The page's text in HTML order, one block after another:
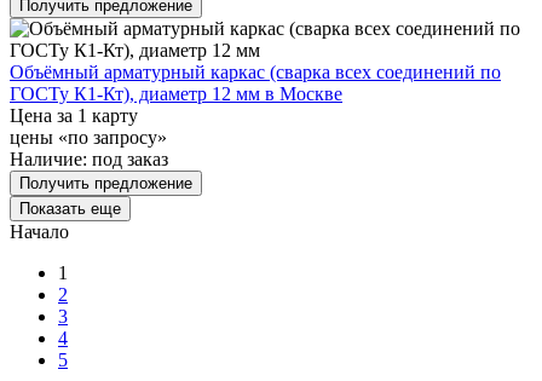
Получить предложение
Объёмный арматурный каркас (сварка всех соединений по
ГОСТу К1-Кт), диаметр 12 мм в Москве
Цена за 1 карту
цены «по запросу»
Наличие: под заказ
Получить предложение
Показать еще
Начало
1
2
3
4
5